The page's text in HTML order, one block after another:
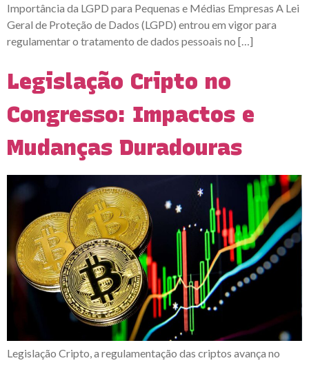
Importância da LGPD para Pequenas e Médias Empresas A Lei
Geral de Proteção de Dados (LGPD) entrou em vigor para
regulamentar o tratamento de dados pessoais no […]
Legislação Cripto no
Congresso: Impactos e
Mudanças Duradouras
Legislação Cripto, a regulamentação das criptos avança no